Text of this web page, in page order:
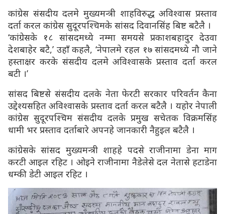
कांग्रेस संसदीय दलमे मुख्यमन्त्री शाहविरुद्ध अविश्वास प्रस्ताव
दर्ता करल कांग्रेस सुदूरपश्चिमके सांसद दिवानसिंह बिष्ट बटैलै ।
‘कांग्रेसके १८ सांसदमध्ये नम्मा समयसे प्रकाशबहादुर देउवा
देशबाहेर बटै,’ उहाँ कहलै, ‘नेपालमे रहल १७ सांसदमध्ये नौ जाने
हस्ताक्षर करके संसदीय दलमे अविश्वासके प्रस्ताव दर्ता करल
बटी ।’
सांसद बिष्टसे संसदीय दलके नेता फेरटी सरकार परिवर्तन कैना
उद्देश्यसहित अविश्वासके प्रस्ताव दर्ता करल बटैलै । यहोर नेपाली
कांग्रेस सुदूरपश्चिम संसदीय दलके प्रमुख सचेतक विक्रमसिंह
धामी भर प्रस्ताव दर्ताबारे अपनहे जानकारी नैहुइल बटैलै ।
कांग्रेसके सांसद मुख्यमन्त्री शाहहे पदसे राजीनामा डेना माग
करटी आइल रहिट । ओइने राजीनामा नैडेलेसे दल नेतासे हटाडेना
धम्की डेटी आइल रहिट ।